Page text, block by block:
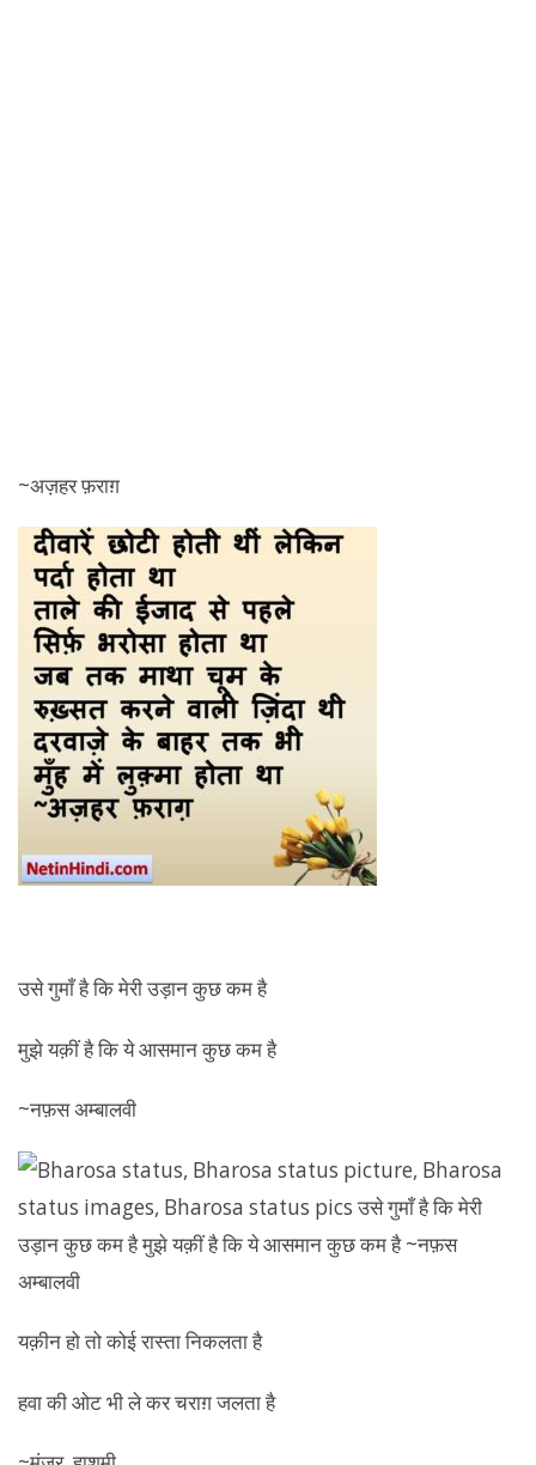
~अज़हर फ़राग़
उसे गुमाँ है कि मेरी उड़ान कुछ कम है
मुझे यक़ीं है कि ये आसमान कुछ कम है
~नफ़स अम्बालवी
यक़ीन हो तो कोई रास्ता निकलता है
हवा की ओट भी ले कर चराग़ जलता है